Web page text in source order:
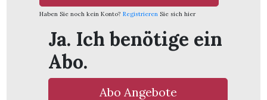
Haben Sie noch kein Konto? Registrieren Sie sich hier
Ja. Ich benötige ein
Abo.
Abo Angebote